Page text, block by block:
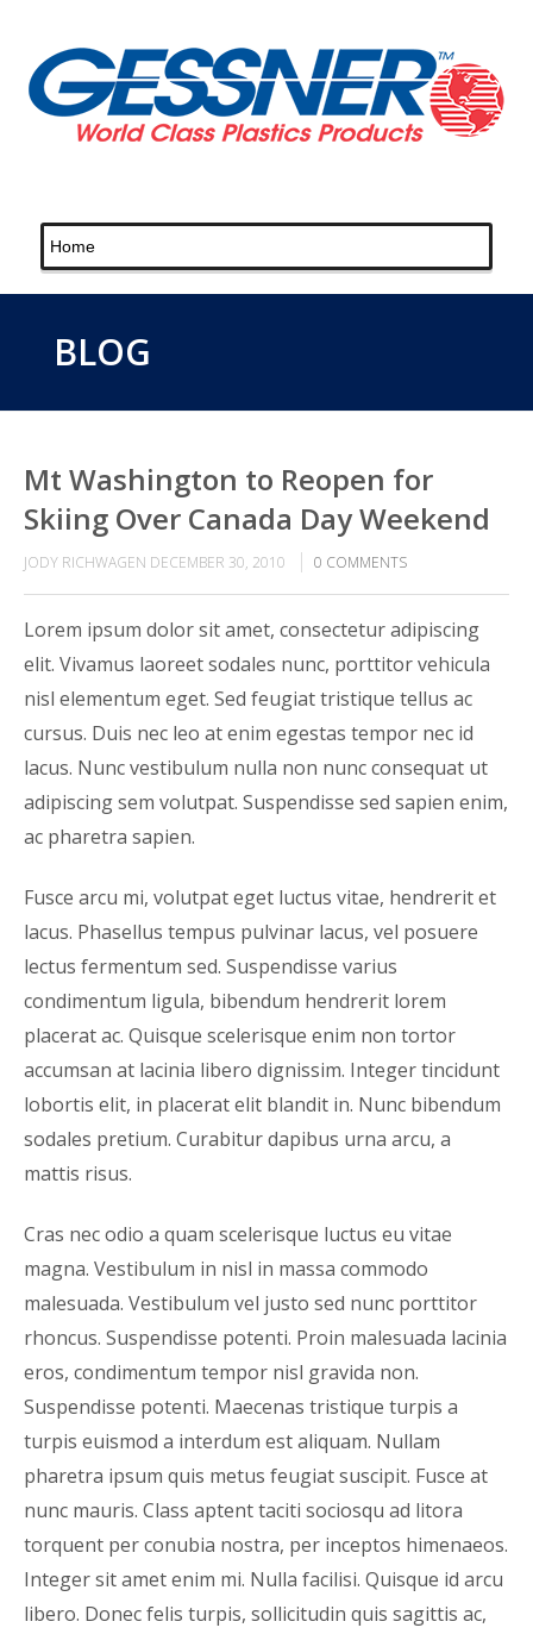
BLOG
Mt Washington to Reopen for
Skiing Over Canada Day Weekend‎
JODY RICHWAGEN DECEMBER 30, 2010 0 COMMENTS
Lorem ipsum dolor sit amet, consectetur adipiscing
elit. Vivamus laoreet sodales nunc, porttitor vehicula
nisl elementum eget. Sed feugiat tristique tellus ac
cursus. Duis nec leo at enim egestas tempor nec id
lacus. Nunc vestibulum nulla non nunc consequat ut
adipiscing sem volutpat. Suspendisse sed sapien enim,
ac pharetra sapien.
Fusce arcu mi, volutpat eget luctus vitae, hendrerit et
lacus. Phasellus tempus pulvinar lacus, vel posuere
lectus fermentum sed. Suspendisse varius
condimentum ligula, bibendum hendrerit lorem
placerat ac. Quisque scelerisque enim non tortor
accumsan at lacinia libero dignissim. Integer tincidunt
lobortis elit, in placerat elit blandit in. Nunc bibendum
sodales pretium. Curabitur dapibus urna arcu, a
mattis risus.
Cras nec odio a quam scelerisque luctus eu vitae
magna. Vestibulum in nisl in massa commodo
malesuada. Vestibulum vel justo sed nunc porttitor
rhoncus. Suspendisse potenti. Proin malesuada lacinia
eros, condimentum tempor nisl gravida non.
Suspendisse potenti. Maecenas tristique turpis a
turpis euismod a interdum est aliquam. Nullam
pharetra ipsum quis metus feugiat suscipit. Fusce at
nunc mauris. Class aptent taciti sociosqu ad litora
torquent per conubia nostra, per inceptos himenaeos.
Integer sit amet enim mi. Nulla facilisi. Quisque id arcu
libero. Donec felis turpis, sollicitudin quis sagittis ac,